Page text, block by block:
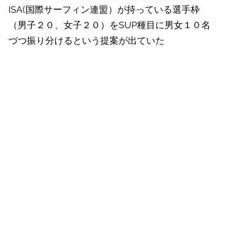
ISA(国際サーフィン連盟）が持っている選手枠
（男子２０、女子２０）をSUP種目に男女１０名
づつ振り分けるという提案が出ていた